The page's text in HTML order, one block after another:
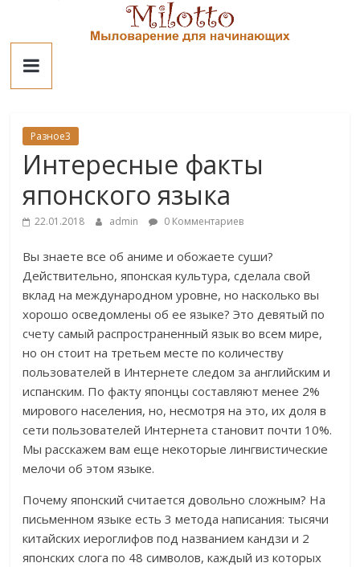
contentМилотто
Разное3
Интересные факты
японского языка
22.01.2018 admin 0 Комментариев
Вы знаете все об аниме и обожаете суши?
Действительно, японская культура, сделала свой
вклад на международном уровне, но насколько вы
хорошо осведомлены об ее языке? Это девятый по
счету самый распространенный язык во всем мире,
но он стоит на третьем месте по количеству
пользователей в Интернете следом за английским и
испанским. По факту японцы составляют менее 2%
мирового населения, но, несмотря на это, их доля в
сети пользователей Интернета становит почти 10%.
Мы расскажем вам еще некоторые лингвистические
мелочи об этом языке.
Почему японский считается довольно сложным? На
письменном языке есть 3 метода написания: тысячи
китайских иероглифов под названием кандзи и 2
японских слога по 48 символов, каждый из которых